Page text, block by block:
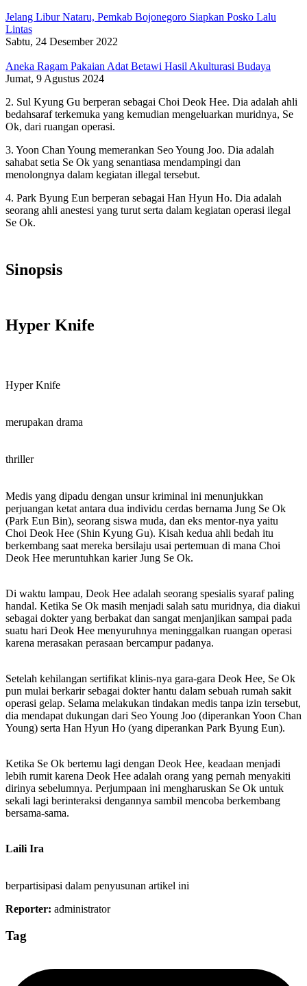
Jelang Libur Nataru, Pemkab Bojonegoro Siapkan Posko Lalu
Lintas
Sabtu, 24 Desember 2022
Aneka Ragam Pakaian Adat Betawi Hasil Akulturasi Budaya
Jumat, 9 Agustus 2024
2. Sul Kyung Gu berperan sebagai Choi Deok Hee. Dia adalah ahli
bedahsaraf terkemuka yang kemudian mengeluarkan muridnya, Se
Ok, dari ruangan operasi.
3. Yoon Chan Young memerankan Seo Young Joo. Dia adalah
sahabat setia Se Ok yang senantiasa mendampingi dan
menolongnya dalam kegiatan illegal tersebut.
4. Park Byung Eun berperan sebagai Han Hyun Ho. Dia adalah
seorang ahli anestesi yang turut serta dalam kegiatan operasi ilegal
Se Ok.
Sinopsis
Hyper Knife
Hyper Knife
merupakan drama
thriller
Medis yang dipadu dengan unsur kriminal ini menunjukkan
perjuangan ketat antara dua individu cerdas bernama Jung Se Ok
(Park Eun Bin), seorang siswa muda, dan eks mentor-nya yaitu
Choi Deok Hee (Shin Kyung Gu). Kisah kedua ahli bedah itu
berkembang saat mereka bersilaju usai pertemuan di mana Choi
Deok Hee meruntuhkan karier Jung Se Ok.
Di waktu lampau, Deok Hee adalah seorang spesialis syaraf paling
handal. Ketika Se Ok masih menjadi salah satu muridnya, dia diakui
sebagai dokter yang berbakat dan sangat menjanjikan sampai pada
suatu hari Deok Hee menyuruhnya meninggalkan ruangan operasi
karena merasakan perasaan bercampur padanya.
Setelah kehilangan sertifikat klinis-nya gara-gara Deok Hee, Se Ok
pun mulai berkarir sebagai dokter hantu dalam sebuah rumah sakit
operasi gelap. Selama melakukan tindakan medis tanpa izin tersebut,
dia mendapat dukungan dari Seo Young Joo (diperankan Yoon Chan
Young) serta Han Hyun Ho (yang diperankan Park Byung Eun).
Ketika Se Ok bertemu lagi dengan Deok Hee, keadaan menjadi
lebih rumit karena Deok Hee adalah orang yang pernah menyakiti
dirinya sebelumnya. Perjumpaan ini mengharuskan Se Ok untuk
sekali lagi berinteraksi dengannya sambil mencoba berkembang
bersama-sama.
Laili Ira
berpartisipasi dalam penyusunan artikel ini
Reporter: administrator
Tag